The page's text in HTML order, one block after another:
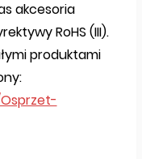
akcesoria
RoHS (III).
produktami